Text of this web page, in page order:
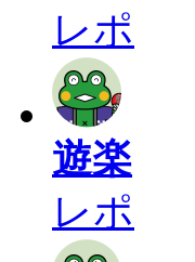
レポ
遊楽
レポ